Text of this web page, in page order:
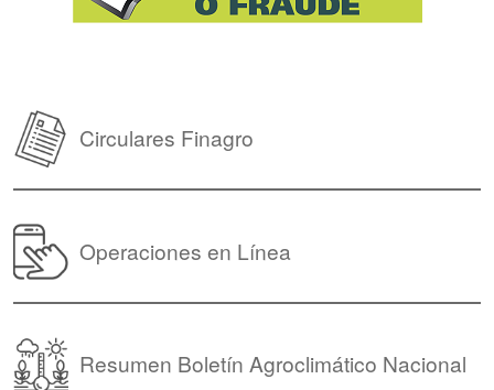
Circulares Finagro
Operaciones en Línea
Resumen Boletín Agroclimático Nacional